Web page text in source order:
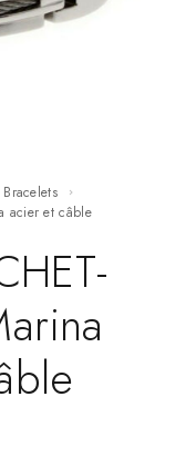
Bracelets
acier et câble